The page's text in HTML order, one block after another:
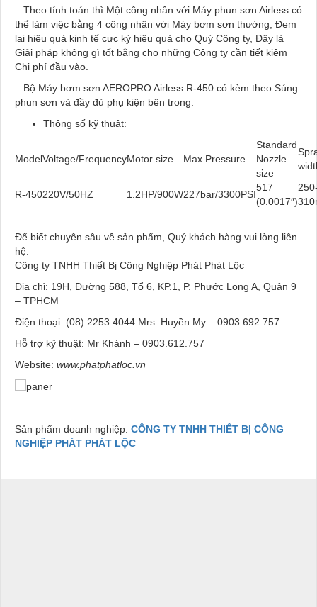
– Theo tính toán thì Một công nhân với Máy phun sơn Airless có
thể làm việc bằng 4 công nhân với Máy bơm sơn thường, Đem
lại hiệu quả kinh tế cực kỳ hiệu quả cho Quý Công ty, Đây là
Giải pháp không gì tốt bằng cho những Công ty cần tiết kiệm
Chi phí đầu vào.
– Bộ Máy bơm sơn AEROPRO Airless R-450 có kèm theo Súng
phun sơn và đầy đủ phụ kiện bên trong.
Thông số kỹ thuật:
ModelVoltage/FrequencyMotor size Max Pressure
Standard
Nozzle
size
R-450220V/50HZ 1.2HP/900W227bar/3300PSI
517
(0.0017″)
Để biết chuyên sâu về sản phẩm, Quý khách hàng vui lòng liên
hệ:
Công ty TNHH Thiết Bị Công Nghiệp Phát Phát Lộc
Địa chỉ: 19H, Đường 588, Tổ 6, KP.1, P. Phước Long A, Quận 9
– TPHCM
Điện thoại: (08) 2253 4044 Mrs. Huyền My – 0903.692.757
Hỗ trợ kỹ thuật: Mr Khánh – 0903.612.757
Website: www.phatphatloc.vn
Sản phẩm doanh nghiệp: CÔNG TY TNHH THIẾT BỊ CÔNG
NGHIỆP PHÁT PHÁT LỘC